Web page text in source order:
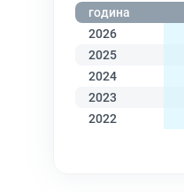
година
2026
2025
2024
2023
2022